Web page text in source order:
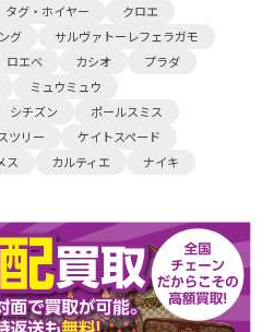
タグ・ホイヤー
クロエ
グ
サルヴァトーレフェラガモ
ロエベ カシオ
プラダ
ミュウミュウ
シチズン
ポールスミス
ツリー
ケイトスペード
ス カルティエ ナイキ